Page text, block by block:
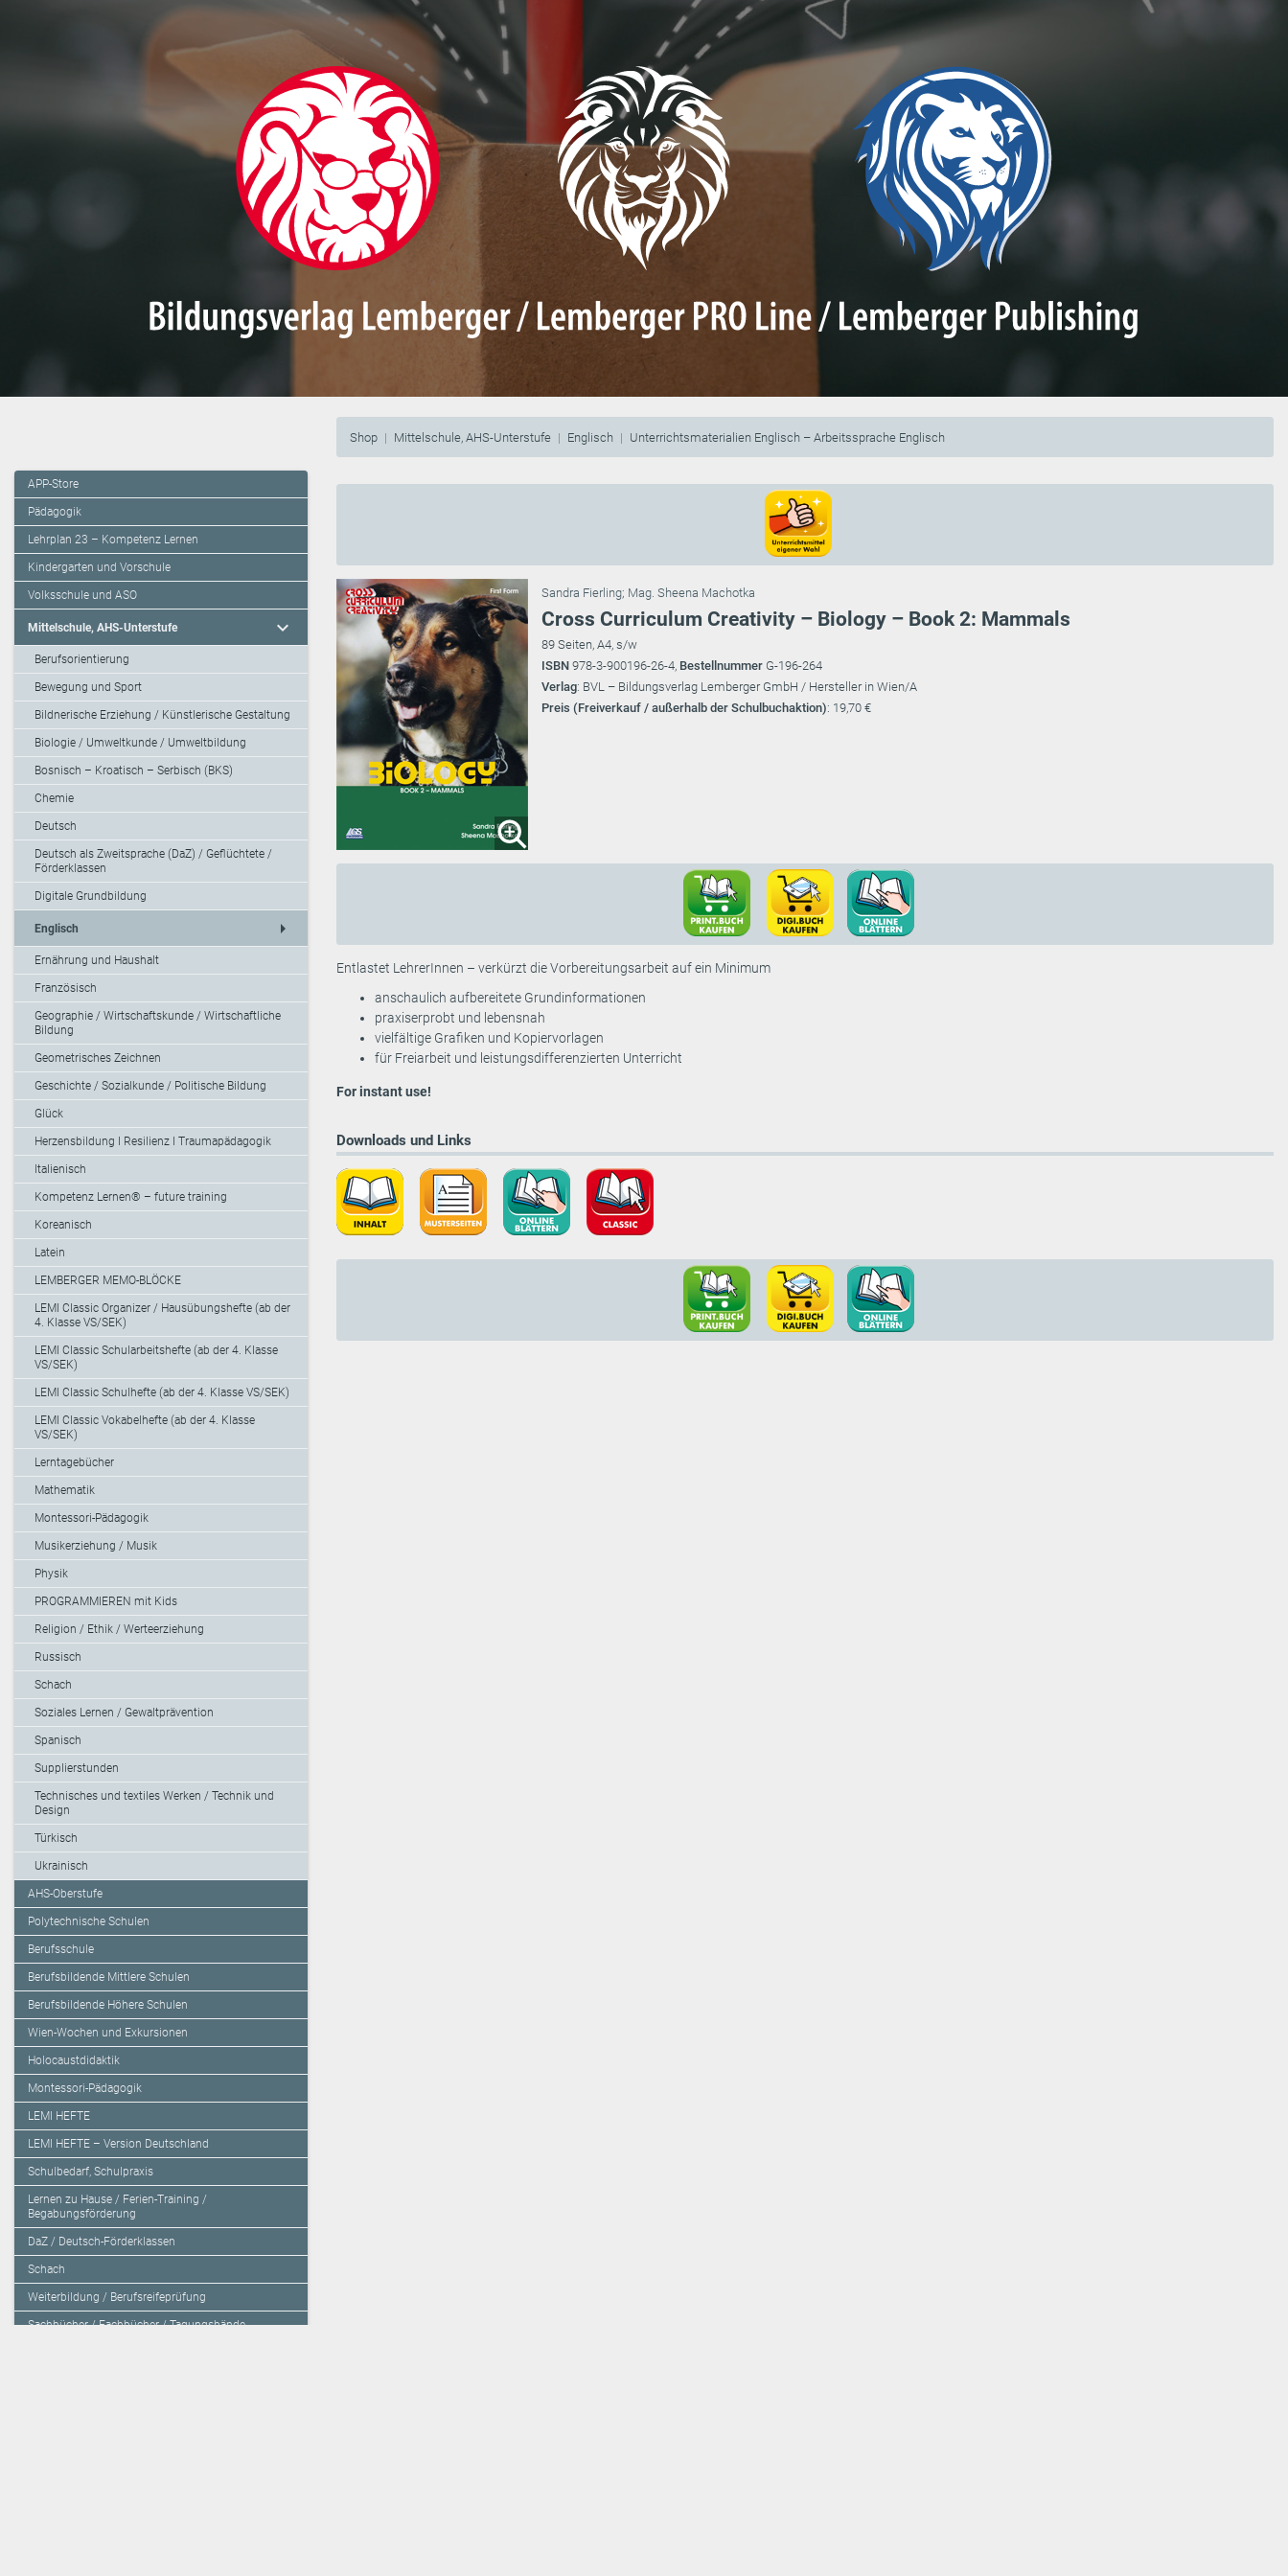
Shop Mittelschule, AHS-Unterstufe Englisch Unterrichtsmaterialien Englisch – Arbeitssprache Englisch
APP-Store
Pädagogik
Lehrplan 23 – Kompetenz Lernen
Kindergarten und Vorschule
Volksschule und ASO
Mittelschule, AHS-Unterstufe expand_more
Berufsorientierung
Bewegung und Sport
Bildnerische Erziehung / Künstlerische Gestaltung
Biologie / Umweltkunde / Umweltbildung
Bosnisch – Kroatisch – Serbisch (BKS)
Chemie
Deutsch
Deutsch als Zweitsprache (DaZ) / Geflüchtete /
Förderklassen
Digitale Grundbildung
Englisch arrow_right
Ernährung und Haushalt
Französisch
Geographie / Wirtschaftskunde / Wirtschaftliche
Bildung
Geometrisches Zeichnen
Geschichte / Sozialkunde / Politische Bildung
Glück
Herzensbildung I Resilienz I Traumapädagogik
Italienisch
Kompetenz Lernen® – future training
Koreanisch
Latein
LEMBERGER MEMO-BLÖCKE
LEMI Classic Organizer / Hausübungshefte (ab der
4. Klasse VS/SEK)
LEMI Classic Schularbeitshefte (ab der 4. Klasse
VS/SEK)
LEMI Classic Schulhefte (ab der 4. Klasse VS/SEK)
LEMI Classic Vokabelhefte (ab der 4. Klasse
VS/SEK)
Lerntagebücher
Mathematik
Montessori-Pädagogik
Musikerziehung / Musik
Physik
PROGRAMMIEREN mit Kids
Religion / Ethik / Werteerziehung
Russisch
Schach
Soziales Lernen / Gewaltprävention
Spanisch
Supplierstunden
Technisches und textiles Werken / Technik und
Design
Türkisch
Ukrainisch
AHS-Oberstufe
Polytechnische Schulen
Berufsschule
Berufsbildende Mittlere Schulen
Berufsbildende Höhere Schulen
Wien-Wochen und Exkursionen
Holocaustdidaktik
Montessori-Pädagogik
LEMI HEFTE
LEMI HEFTE – Version Deutschland
Schulbedarf, Schulpraxis
Lernen zu Hause / Ferien-Training /
Begabungsförderung
DaZ / Deutsch-Förderklassen
Schach
Weiterbildung / Berufsreifeprüfung
Sachbücher / Fachbücher / Tagungsbände
Sandra Fierling; Mag. Sheena Machotka
Cross Curriculum Creativity – Biology – Book 2: Mammals
89 Seiten, A4, s/w
ISBN 978-3-900196-26-4, Bestellnummer G-196-264
Verlag: BVL – Bildungsverlag Lemberger GmbH / Hersteller in Wien/A
Preis (Freiverkauf / außerhalb der Schulbuchaktion): 19,70 €
Entlastet LehrerInnen – verkürzt die Vorbereitungsarbeit auf ein Minimum
anschaulich aufbereitete Grundinformationen
praxiserprobt und lebensnah
vielfältige Grafiken und Kopiervorlagen
für Freiarbeit und leistungsdifferenzierten Unterricht
For instant use!
Downloads und Links